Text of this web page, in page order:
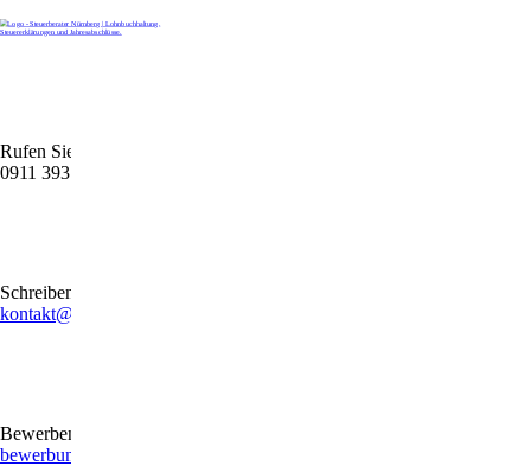
Rufen Sie uns gerne an
0911 39372790
Schreiben Sie uns gerne eine E-Mail
kontakt@stb-becker-zeiler.de
Bewerben Sie sich online oder per E-Mail
bewerbung@stb-becker-zeiler.de